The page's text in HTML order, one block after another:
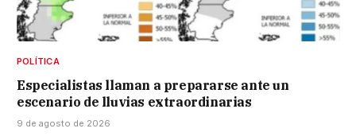
POLÍTICA
Especialistas llaman a prepararse ante un
escenario de lluvias extraordinarias
9 de agosto de 2026